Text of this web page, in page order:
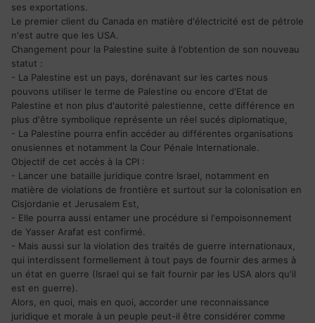
ses exportations.
Le premier client du Canada en matière d'électricité est de pétrole
n'est autre que les USA.
Changement pour la Palestine suite à l'obtention de son nouveau
statut :
- La Palestine est un pays, dorénavant sur les cartes nous
pouvons utiliser le terme de Palestine ou encore d'Etat de
Palestine et non plus d'autorité palestienne, cette différence en
plus d'être symbolique représente un réel sucés diplomatique,
- La Palestine pourra enfin accéder au différentes organisations
onusiennes et notamment la Cour Pénale Internationale.
Objectif de cet accès à la CPI :
- Lancer une bataille juridique contre Israel, notamment en
matière de violations de frontière et surtout sur la colonisation en
Cisjordanie et Jerusalem Est,
- Elle pourra aussi entamer une procédure si l'empoisonnement
de Yasser Arafat est confirmé.
- Mais aussi sur la violation des traités de guerre internationaux,
qui interdissent formellement à tout pays de fournir des armes à
un état en guerre (Israel qui se fait fournir par les USA alors qu'il
est en guerre).
Alors, en quoi, mais en quoi, accorder une reconnaissance
juridique et morale à un peuple peut-il être considérer comme